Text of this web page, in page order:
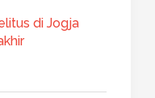
di Jogja